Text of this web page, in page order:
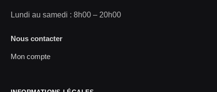
Lundi au samedi : 8h00 – 20h00
Nous contacter
Mon compte